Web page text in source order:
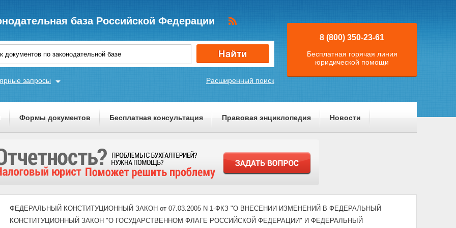
база Российской Федерации
Расширенный поиск
запросы
8 (800) 350-23-61
Бесплатная горячая линия
юридической помощи
Формы документов Бесплатная консультация Правовая энциклопедия Новости
ФЕДЕРАЛЬНЫЙ КОНСТИТУЦИОННЫЙ ЗАКОН от 07.03.2005 N 1-ФКЗ "О ВНЕСЕНИИ ИЗМЕНЕНИЙ В ФЕДЕРАЛЬНЫЙ
КОНСТИТУЦИОННЫЙ ЗАКОН "О ГОСУДАРСТВЕННОМ ФЛАГЕ РОССИЙСКОЙ ФЕДЕРАЦИИ" И ФЕДЕРАЛЬНЫЙ